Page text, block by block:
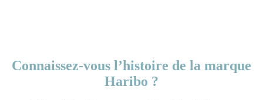
Connaissez-vous l’histoire de la marque
Haribo ?